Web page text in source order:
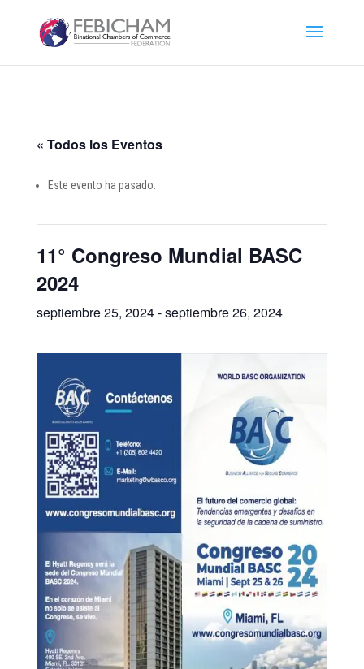
« Todos los Eventos
Este evento ha pasado.
11° Congreso Mundial BASC
2024
septiembre 25, 2024-septiembre 26, 2024